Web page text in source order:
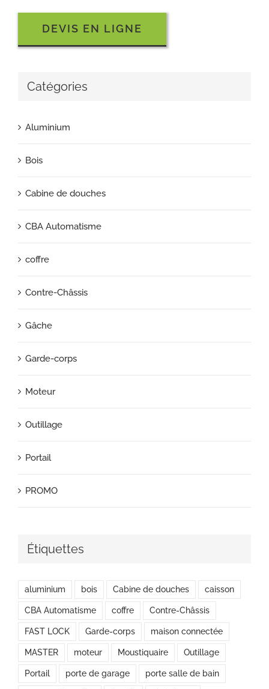
DEVIS EN LIGNE
Catégories
Aluminium
Bois
Cabine de douches
CBA Automatisme
coffre
Contre-Châssis
Gâche
Garde-corps
Moteur
Outillage
Portail
PROMO
Étiquettes
aluminium bois Cabine de douches caisson
CBA Automatisme coffre Contre-Châssis
FAST LOCK Garde-corps maison connectée
MASTER moteur Moustiquaire Outillage
Portail porte de garage porte salle de bain